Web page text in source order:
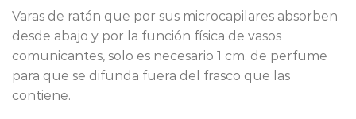
Varas de ratán que por sus microcapilares absorben
desde abajo y por la función física de vasos
comunicantes, solo es necesario 1 cm. de perfume
para que se difunda fuera del frasco que las
contiene.